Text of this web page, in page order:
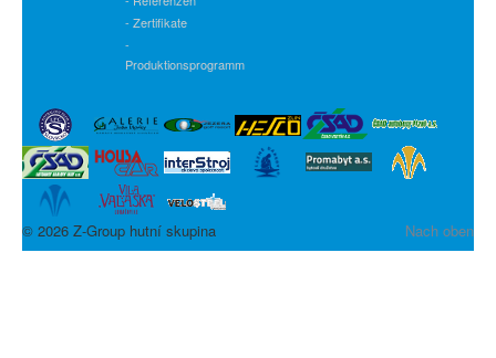
- Zertifikate
-
Produktionsprogramm
Nach oben
© 2026 Z-Group hutní skupina